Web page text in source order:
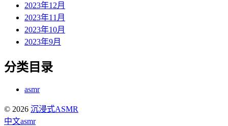
2023年12月
2023年11月
2023年10月
2023年9月
分类目录
asmr
© 2026 沉浸式ASMR
中文asmr